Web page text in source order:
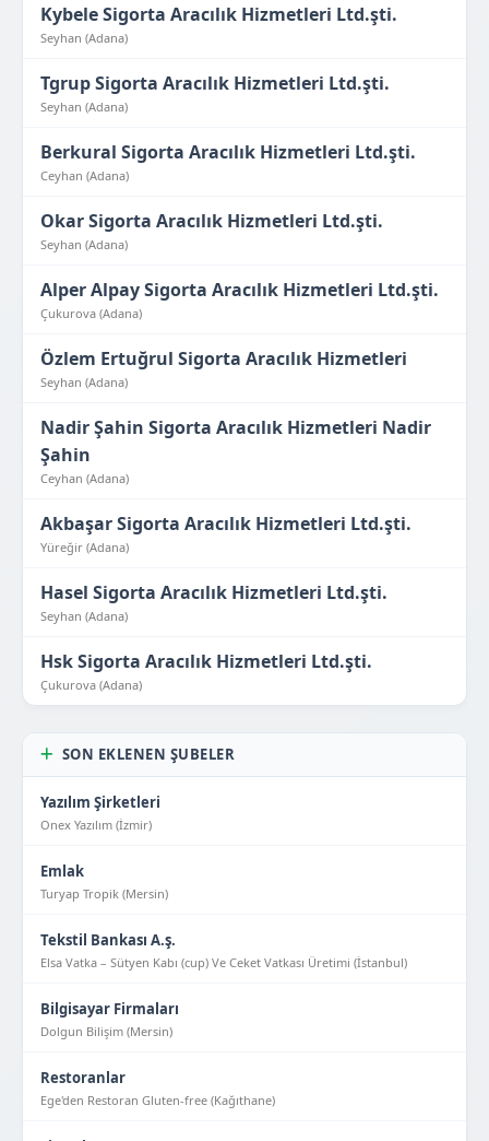
Kybele Sigorta Aracılık Hizmetleri Ltd.şti.
Seyhan (Adana)
Tgrup Sigorta Aracılık Hizmetleri Ltd.şti.
Seyhan (Adana)
Berkural Sigorta Aracılık Hizmetleri Ltd.şti.
Ceyhan (Adana)
Okar Sigorta Aracılık Hizmetleri Ltd.şti.
Seyhan (Adana)
Alper Alpay Sigorta Aracılık Hizmetleri Ltd.şti.
Çukurova (Adana)
Özlem Ertuğrul Sigorta Aracılık Hizmetleri
Seyhan (Adana)
Nadir Şahin Sigorta Aracılık Hizmetleri Nadir
Şahin
Ceyhan (Adana)
Akbaşar Sigorta Aracılık Hizmetleri Ltd.şti.
Yüreğir (Adana)
Hasel Sigorta Aracılık Hizmetleri Ltd.şti.
Seyhan (Adana)
Hsk Sigorta Aracılık Hizmetleri Ltd.şti.
Çukurova (Adana)
SON EKLENEN ŞUBELER
Yazılım Şirketleri
Onex Yazılım (İzmir)
Emlak
Turyap Tropik (Mersin)
Tekstil Bankası A.ş.
Elsa Vatka – Sütyen Kabı (cup) Ve Ceket Vatkası Üretimi (İstanbul)
Bilgisayar Firmaları
Dolgun Bilişim (Mersin)
Restoranlar
Ege'den Restoran Gluten-free (Kağıthane)